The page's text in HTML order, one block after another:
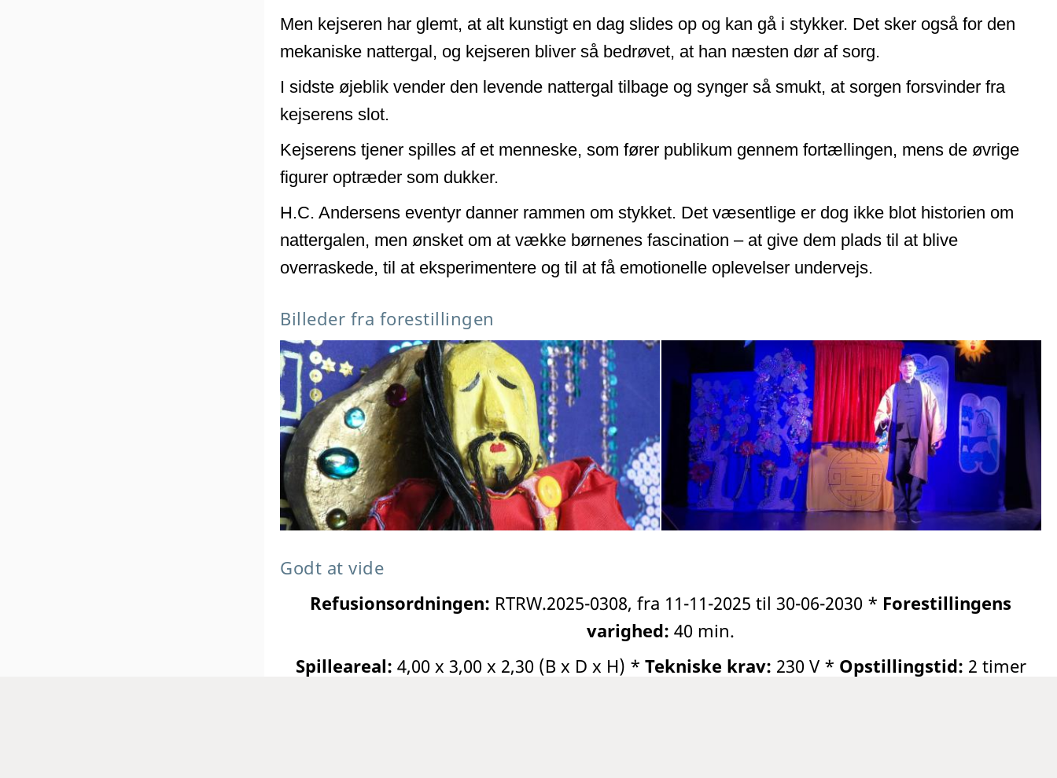
Men kejseren har glemt, at alt kunstigt en dag slides op og kan gå i stykker. Det sker også for den
mekaniske nattergal, og kejseren bliver så bedrøvet, at han næsten dør af sorg.
I sidste øjeblik vender den levende nattergal tilbage og synger så smukt, at sorgen forsvinder fra
kejserens slot.
Kejserens tjener spilles af et menneske, som fører publikum gennem fortællingen, mens de øvrige
figurer optræder som dukker.
H.C. Andersens eventyr danner rammen om stykket. Det væsentlige er dog ikke blot historien om
nattergalen, men ønsket om at vække børnenes fascination – at give dem plads til at blive
overraskede, til at eksperimentere og til at få emotionelle oplevelser undervejs.
Billeder fra forestillingen
Godt at vide
Refusionsordningen: RTRW.2025-0308, fra 11-11-2025 til 30-06-2030 * Forestillingens
varighed: 40 min.
Spilleareal: 4,00 x 3,00 x 2,30 (B x D x H) * Tekniske krav: 230 V * Opstillingstid: 2 timer